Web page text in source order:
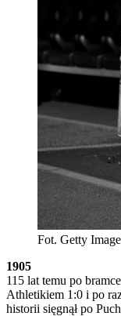
Fot. Getty
1905
115 lat temu po
Athletikiem 1:0 i po
historii sięgnął po